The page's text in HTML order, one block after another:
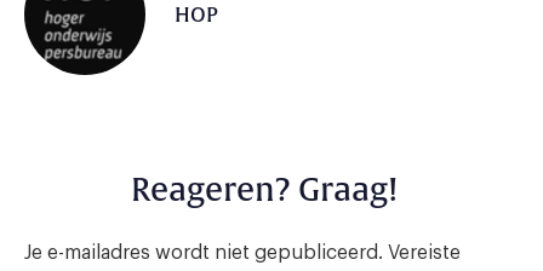
HOP
Reageren? Graag!
Je e-mailadres wordt niet gepubliceerd. Vereiste